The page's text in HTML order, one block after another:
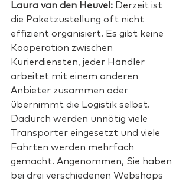
Laura van den Heuvel: Derzeit ist
die Paketzustellung oft nicht
effizient organisiert. Es gibt keine
Kooperation zwischen
Kurierdiensten, jeder Händler
arbeitet mit einem anderen
Anbieter zusammen oder
übernimmt die Logistik selbst.
Dadurch werden unnötig viele
Transporter eingesetzt und viele
Fahrten werden mehrfach
gemacht. Angenommen, Sie haben
bei drei verschiedenen Webshops